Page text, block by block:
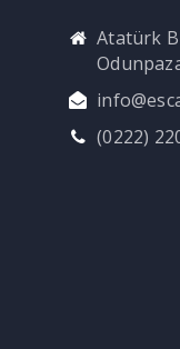
Atatürk
(0222)